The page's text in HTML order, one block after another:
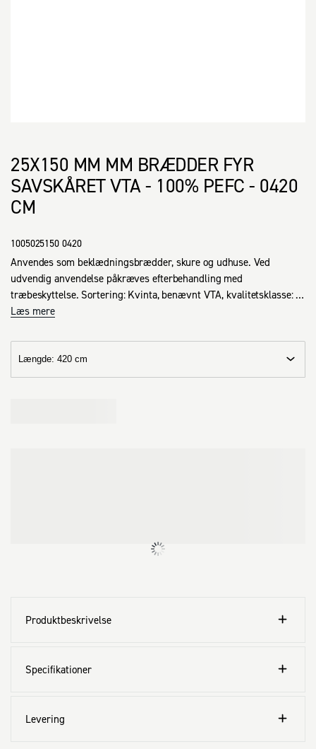
25X150 MM MM BRÆDDER FYR
SAVSKÅRET VTA - 100% PEFC - 0420
CM
1005025150 0420
Anvendes som beklædningsbrædder, skure og udhuse. Ved
udvendig anvendelse påkræves efterbehandling med
træbeskyttelse. Sortering: Kvinta, benævnt VTA, kvalitetsklasse: V.
Savskåret brædt af god kvalitet med en del knaster,  lagertørt med
Læs mere
Længde: 420 cm
Produktbeskrivelse
Specifikationer
Levering